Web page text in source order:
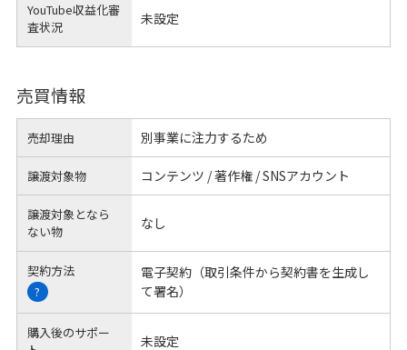
YouTube収益化審
査状況
未設定
売買情報
売却理由 別事業に注力するため
譲渡対象物 コンテンツ / 著作権 / SNSアカウント
譲渡対象となら
ない物
なし
契約方法
?
電子契約（取引条件から契約書を生成し
て署名）
購入後のサポー
未設定